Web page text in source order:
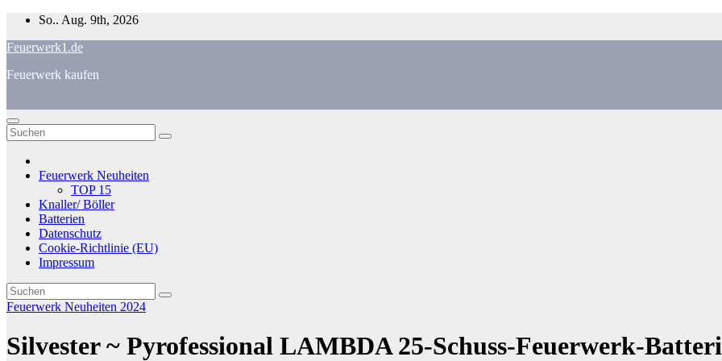
Zum
springen
So.. Aug. 9th, 2026
Feuerwerk1.de
Feuerwerk kaufen
Feuerwerk Neuheiten
TOP 15
Knaller/ Böller
Batterien
Datenschutz
Cookie-Richtlinie (EU)
Impressum
Feuerwerk Neuheiten 2024
Silvester ~ Pyrofessional LAMBDA 25-Schuss-Feuerwerk-